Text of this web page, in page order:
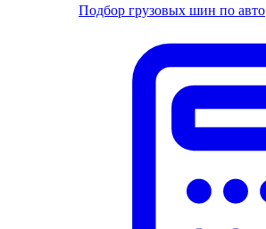
Подбор грузовых шин по авто